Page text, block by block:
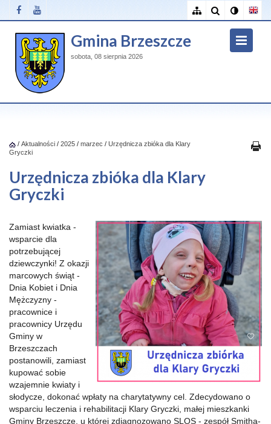
Gmina Brzeszcze
sobota, 08 sierpnia 2026
/ Aktualności / 2025 / marzec / Urzędnicza zbióka dla Klary
Gryczki
Urzędnicza zbióka dla Klary
Gryczki
Zamiast kwiatka -
wsparcie dla
potrzebującej
dziewczynki! Z okazji
marcowych świąt -
Dnia Kobiet i Dnia
Mężczyzny -
pracownice i
pracownicy Urzędu
Gminy w
Brzeszczach
postanowili, zamiast
kupować sobie
wzajemnie kwiaty i
słodycze, dokonać wpłaty na charytatywny cel. Zdecydowano o
wsparciu leczenia i rehabilitacji Klary Gryczki, małej mieszkanki
Gminy Brzeszcze, u której zdiagnozowano SLOS - zespół Smitha-